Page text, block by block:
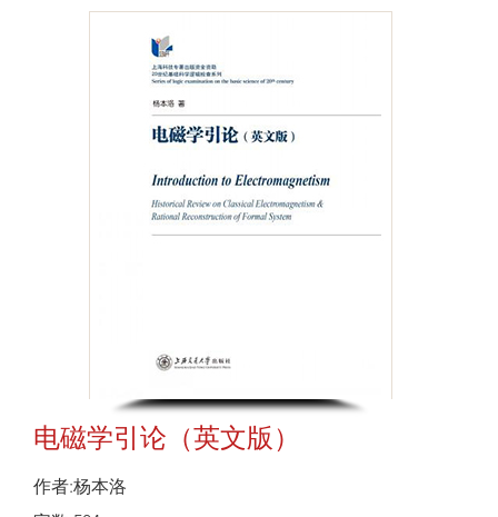
电磁学引论（英文版）
作者:杨本洛